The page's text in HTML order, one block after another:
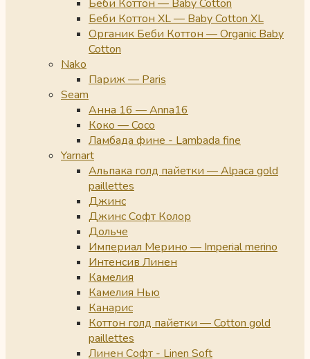
Беби Коттон — Baby Cotton
Беби Коттон XL — Baby Cotton XL
Органик Беби Коттон — Organic Baby
Cotton
Nako
Париж — Paris
Seam
Анна 16 — Anna16
Коко — Coco
Ламбада фине - Lambada fine
Yarnart
Альпака голд пайетки — Alpaca gold
paillettes
Джинс
Джинс Софт Колор
Дольче
Империал Мерино — Imperial merino
Интенсив Линен
Камелия
Камелия Нью
Канарис
Коттон голд пайетки — Cotton gold
paillettes
Линен Софт - Linen Soft